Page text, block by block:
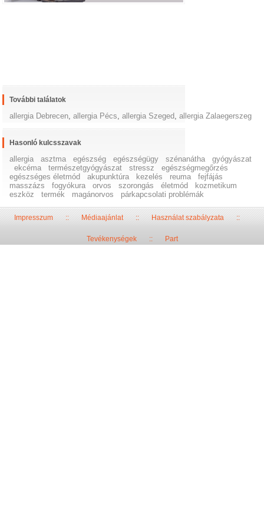
További találatok
allergia Debrecen,allergia Pécs,allergia Szeged,allergia Zalaegerszeg
Hasonló kulcsszavak
allergia asztma egészség egészségügy szénanátha
gyógyászat
ekcéma
természetgyógyászat stressz
egészségmegőrzés
egészséges életmód
akupunktúra kezelés reuma
fejfájás
masszázs
fogyókura orvos szorongás életmód
kozmetikum
eszköz
termék magánorvos párkapcsolati problémák
Impresszum::Médiaajánlat::Használat szabályzata::
Tevékenységek:: Part